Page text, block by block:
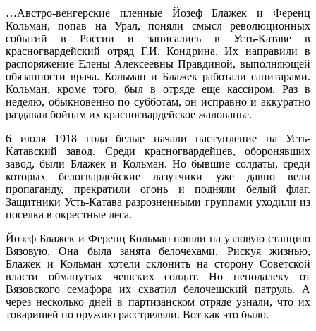
…Австро-венгерские пленные Йозеф Блажек и Ференц
Кольман, попав на Урал, поняли смысл революционных
событий в России и записались в Усть-Катаве в
красногвардейский отряд Г.И. Кондрина. Их направили в
распоряжение Елены Алексеевны Правдиной, выполняющей
обязанности врача. Кольман и Блажек работали санитарами.
Кольман, кроме того, был в отряде еще кассиром. Раз в
неделю, обыкновенно по субботам, он исправно и аккуратно
раздавал бойцам их красногвардейское жалованье.
6 июля 1918 года белые начали наступление на Усть-
Катавский завод. Среди красногвардейцев, оборонявших
завод, были Блажек и Кольман. Но бывшие солдаты, среди
которых белогвардейские лазутчики уже давно вели
пропаганду, прекратили огонь и подняли белый флаг.
Защитники Усть-Катава разрозненными группами уходили из
поселка в окрестные леса.
Йозеф Блажек и Ференц Кольман пошли на узловую станцию
Вязовую. Она была занята белочехами. Рискуя жизнью,
Блажек и Кольман хотели склонить на сторону Советской
власти обманутых чешских солдат. Но неподалеку от
Вязовского семафора их схватил белочешский патруль. А
через несколько дней в партизанском отряде узнали, что их
товарищей по оружию расстреляли. Вот как это было.